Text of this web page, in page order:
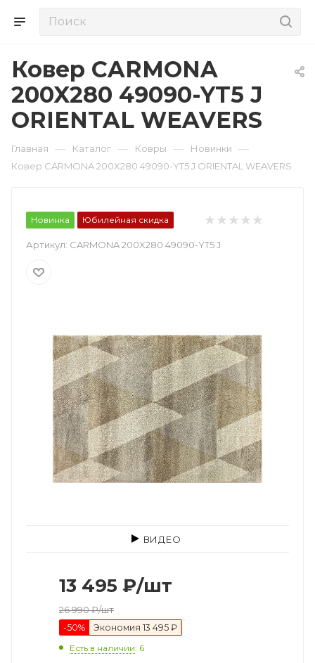
Ковер CARMONA
200X280 49090-YT5 J
ORIENTAL WEAVERS
Главная — Каталог — Ковры — Новинки —
Ковер CARMONA 200X280 49090-YT5 J ORIENTAL WEAVERS
Новинка Юбилейная скидка
Артикул: CARMONA 200X280 49090-YT5 J
ВИДЕО
13 495 ₽/шт
26 990₽/шт
-50% Экономия 13 495 ₽
Есть в наличии: 6